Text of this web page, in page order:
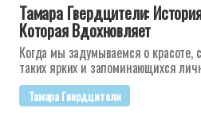
Тамара Гвердцители:
Которая Вдохновляет
Когда мы задумываемся о красоте,
таких ярких и запоминающихся
Тамара Гвердцители